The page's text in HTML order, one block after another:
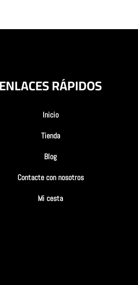
ENLACES RÁPIDOS
Inicio
Tienda
Blog
Contacte con nosotros
Mi cesta